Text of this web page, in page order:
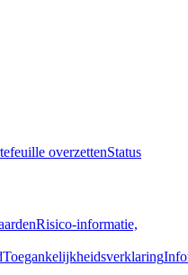
overzettenStatus
Risico-informatie,
Toegankelijkheidsverklaring